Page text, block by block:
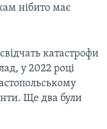
нібито має
катастрофи
у 2022 році
Ще два були